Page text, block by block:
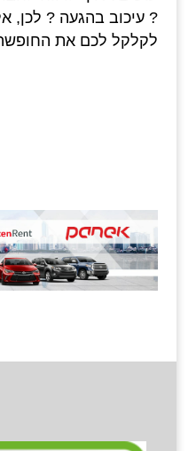
? עיכוב בהגעה ? לכן,
לקלקל לכם את